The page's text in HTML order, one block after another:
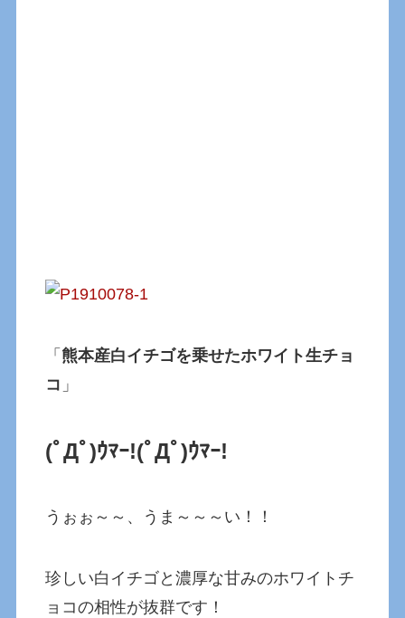
「 熊本産白イチゴを乗せたホワイト生チョ
コ 」
(ﾟДﾟ)ｳﾏｰ!(ﾟДﾟ)ｳﾏｰ!
うぉぉ～～、うま～～～い！！
珍しい白イチゴと濃厚な甘みのホワイトチ
ョコの相性が抜群です！